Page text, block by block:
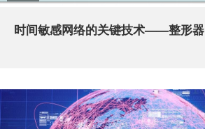
时间敏感网络的关键技术——整形器